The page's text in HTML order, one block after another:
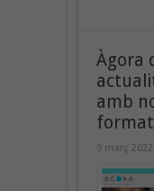
Àgora
amb
9 març 2022